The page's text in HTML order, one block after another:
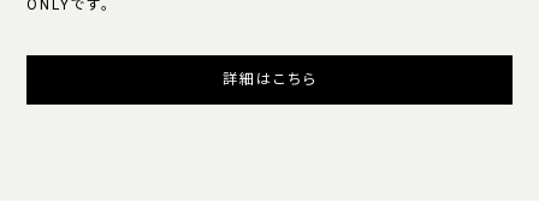
ONLYです。
詳細はこちら